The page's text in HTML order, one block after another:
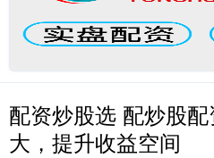
配资炒股选 配炒股
大，提升收益空间